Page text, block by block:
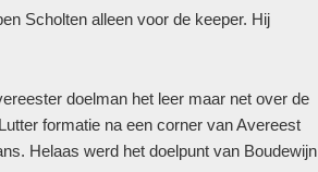
Scholten alleen voor de keeper. Hij
doelman het leer maar net over de
formatie na een corner van Avereest
Helaas werd het doelpunt van Boudewijn